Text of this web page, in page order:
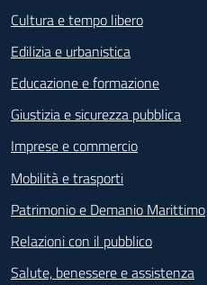
Cultura e tempo libero
Edilizia e urbanistica
Educazione e formazione
Giustizia e sicurezza pubblica
Imprese e commercio
Mobilità e trasporti
Patrimonio e Demanio Marittimo
Relazioni con il pubblico
Salute, benessere e assistenza